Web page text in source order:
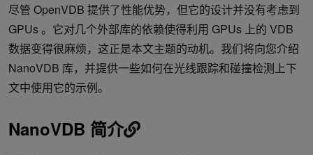
尽管 OpenVDB 提供了性能优势，但它的设计并没有考虑到
GPUs 。它对几个外部库的依赖使得利用 GPUs 上的 VDB
数据变得很麻烦，这正是本文主题的动机。我们将向您介绍
NanoVDB 库，并提供一些如何在光线跟踪和碰撞检测上下
文中使用它的示例。
NanoVDB 简介